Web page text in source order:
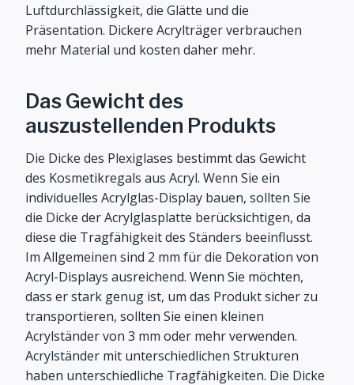
Luftdurchlässigkeit, die Glätte und die
Präsentation. Dickere Acrylträger verbrauchen
mehr Material und kosten daher mehr.
Das Gewicht des
auszustellenden Produkts
Die Dicke des Plexiglases bestimmt das Gewicht
des Kosmetikregals aus Acryl. Wenn Sie ein
individuelles Acrylglas-Display bauen, sollten Sie
die Dicke der Acrylglasplatte berücksichtigen, da
diese die Tragfähigkeit des Ständers beeinflusst.
Im Allgemeinen sind 2 mm für die Dekoration von
Acryl-Displays ausreichend. Wenn Sie möchten,
dass er stark genug ist, um das Produkt sicher zu
transportieren, sollten Sie einen kleinen
Acrylständer von 3 mm oder mehr verwenden.
Acrylständer mit unterschiedlichen Strukturen
haben unterschiedliche Tragfähigkeiten. Die Dicke